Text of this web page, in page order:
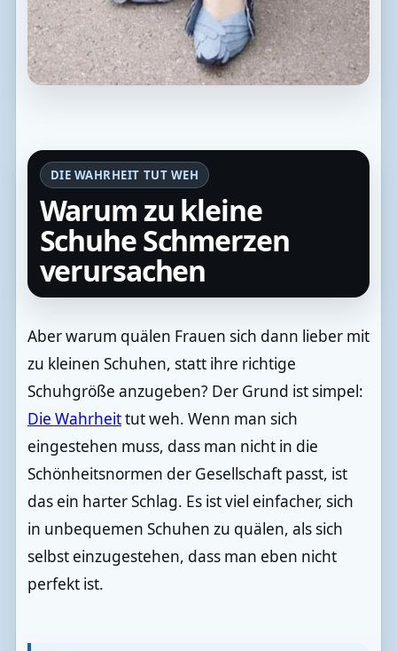
DIE WAHRHEIT TUT WEH
Warum zu kleine
Schuhe Schmerzen
verursachen
Aber warum quälen Frauen sich dann lieber mit
zu kleinen Schuhen, statt ihre richtige
Schuhgröße anzugeben? Der Grund ist simpel:
Die Wahrheittut weh. Wenn man sich
eingestehen muss, dass man nicht in die
Schönheitsnormen der Gesellschaft passt, ist
das ein harter Schlag. Es ist viel einfacher, sich
in unbequemen Schuhen zu quälen, als sich
selbst einzugestehen, dass man eben nicht
perfekt ist.